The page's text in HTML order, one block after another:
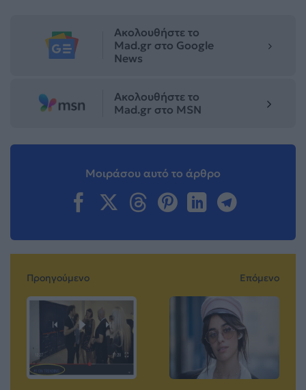
Ακολουθήστε το
Mad.gr στο Google
News
Ακολουθήστε το
Mad.gr στο MSN
Μοιράσου αυτό το άρθρο
Προηγούμενο Επόμενο